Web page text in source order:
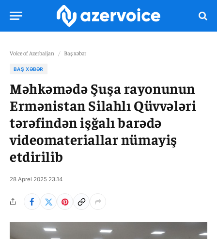
Voice of Azerbaijan / Baş xəbər
BAŞ XƏBƏR
Məhkəmədə Şuşa rayonunun
Ermənistan Silahlı Qüvvələri
tərəfindən işğalı barədə
videomateriallar nümayiş
etdirilib
28 Aprel 2025 23:14